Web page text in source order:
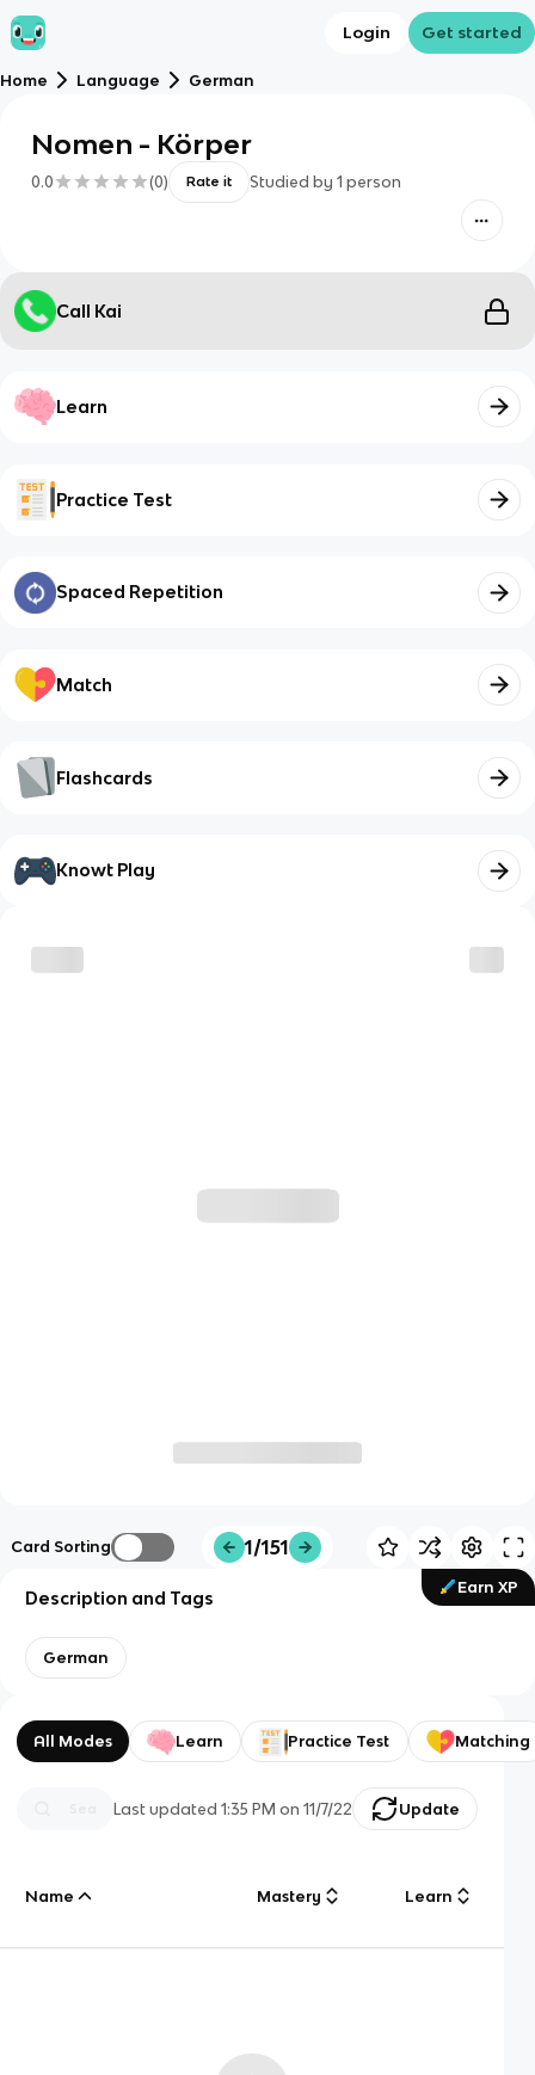
Login Get started
Home Language German
Nomen - Körper
0.0 (0) Rate it Studied by 1 person
Call Kai
Learn
Practice Test
Spaced Repetition
Match
Flashcards
Knowt Play
Card Sorting 1/151
Earn XP
Description and Tags
German
All Modes Learn Practice Test Matching
Last updated1:35 PM on 11/7/22 Update
Name Mastery Learn